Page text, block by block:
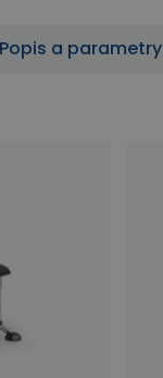
Popis a parametry